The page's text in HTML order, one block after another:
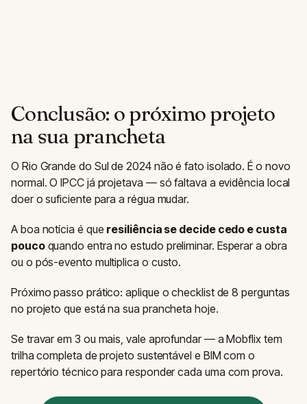
Conclusão: o próximo projeto
na sua prancheta
O Rio Grande do Sul de 2024 não é fato isolado. É o novo
normal. O IPCC já projetava — só faltava a evidência local
doer o suficiente para a régua mudar.
A boa notícia é que resiliência se decide cedo e custa
poucoquando entra no estudo preliminar. Esperar a obra
ou o pós-evento multiplica o custo.
Próximo passo prático: aplique o checklist de 8 perguntas
no projeto que está na sua prancheta hoje.
Se travar em 3 ou mais, vale aprofundar — a Mobflix tem
trilha completa de projeto sustentável e BIM com o
repertório técnico para responder cada uma com prova.